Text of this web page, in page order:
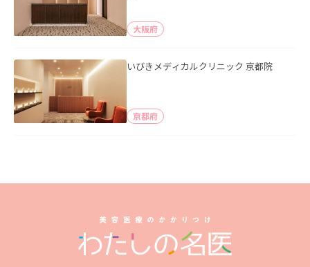
大阪府
いびきメディカルクリニック 京都院
京都府